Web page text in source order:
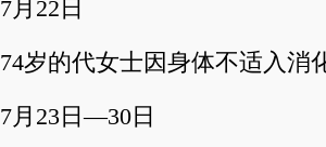
7月22日
74岁的代女士因身体不适入消
7月23日—30日